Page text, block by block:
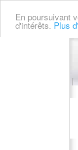
En poursuivant
d'intérêts. Plus